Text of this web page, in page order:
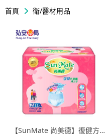
首頁 衛/醫材用品
【SunMate 尚美德】復健方便